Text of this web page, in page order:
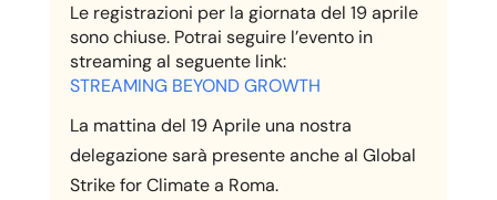
Le registrazioni per la giornata del 19 aprile
sono chiuse. Potrai seguire l’evento in
streaming al seguente link:
STREAMING BEYOND GROWTH
La mattina del 19 Aprile una nostra
delegazione sarà presente anche al Global
Strike for Climate a Roma.